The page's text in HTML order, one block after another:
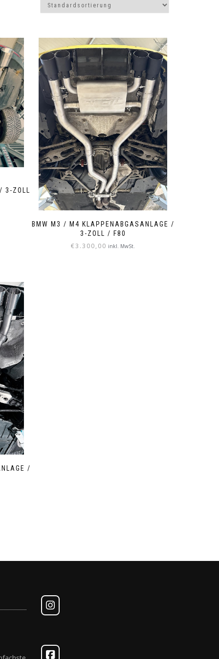
3-ZOLL
BMW M3 / M4 KLAPPENABGASANLAGE /
3-ZOLL / F80
€3.300,00 inkl. MwSt.
/